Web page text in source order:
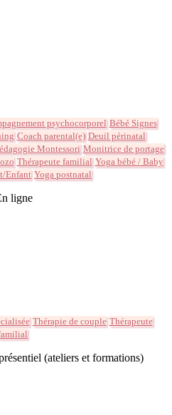
psychocorporel Bébé Signes
Coach parental(e) Deuil périnatal
Montessori Monitrice de portage
Thérapeute familial Yoga bébé / Baby
Enfant Yoga postnatal
ligne
Thérapie de couple Thérapeute
(ateliers et formations)